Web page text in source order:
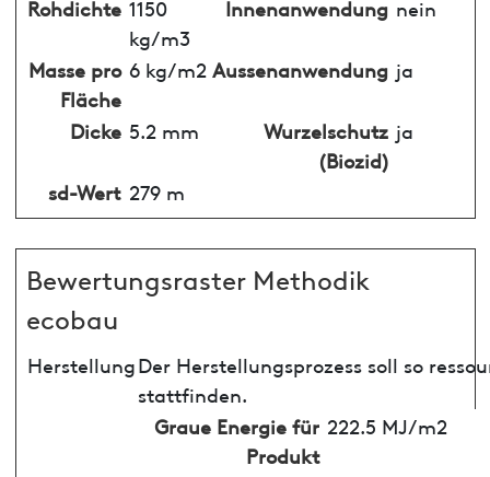
Rohdichte 1150
kg/m3
Innenanwendung nein
Masse pro
Fläche
6 kg/m2 Aussenanwendung ja
Dicke 5.2 mm
Wurzelschutz
(Biozid)
ja
sd-Wert 279 m
Bewertungsraster Methodik
ecobau
HerstellungDer Herstellungsprozess soll so
stattfinden.
Graue Energie für
Produkt
222.5 MJ/m2